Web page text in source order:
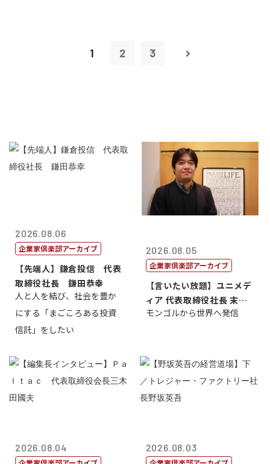
1 2 3
2026.08.06
企業家倶楽部アーカイブ
【先端人】鎌倉投信 代表
取締役社長 鎌田恭幸
人と人を結び、社会を豊か
にする「まごころある投資
信託」をしたい
2026.08.05
企業家倶楽部アーカイブ
【言いたい放題】ユニメデ
ィア 代表取締役社長 末田
真
モンゴルから世界へ発信
2026.08.04 2026.08.03